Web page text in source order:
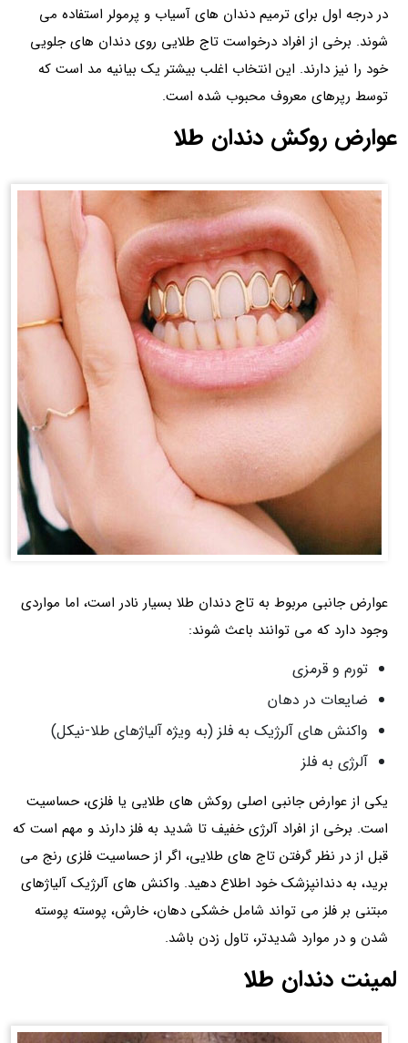
در درجه اول برای ترمیم دندان های آسیاب و پرمولر استفاده می
شوند. برخی از افراد درخواست تاج طلایی روی دندان های جلویی
خود را نیز دارند. این انتخاب اغلب بیشتر یک بیانیه مد است که
توسط رپرهای معروف محبوب شده است.
عوارض روکش دندان طلا
عوارض جانبی مربوط به تاج دندان طلا بسیار نادر است، اما مواردی
وجود دارد که می توانند باعث شوند:
تورم و قرمزی
ضایعات در دهان
واکنش های آلرژیک به فلز (به ویژه آلیاژهای طلا-نیکل)
آلرژی به فلز
یکی از عوارض جانبی اصلی روکش های طلایی یا فلزی، حساسیت
است. برخی از افراد آلرژی خفیف تا شدید به فلز دارند و مهم است که
قبل از در نظر گرفتن تاج های طلایی، اگر از حساسیت فلزی رنج می
برید، به دندانپزشک خود اطلاع دهید. واکنش های آلرژیک آلیاژهای
مبتنی بر فلز می تواند شامل خشکی دهان، خارش، پوسته پوسته
شدن و در موارد شدیدتر، تاول زدن باشد.
لمینت دندان طلا